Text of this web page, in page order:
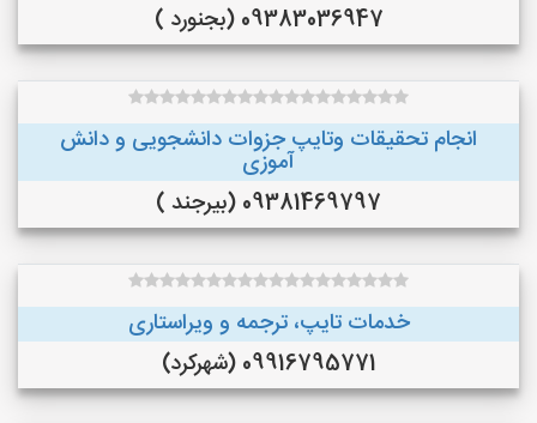
09383036947 (بجنورد )
انجام تحقیقات وتایپ جزوات دانشجویی و دانش
آموزی
09381469797 (بیرجند )
خدمات تایپ، ترجمه و ویراستاری
09916795771 (شهرکرد)